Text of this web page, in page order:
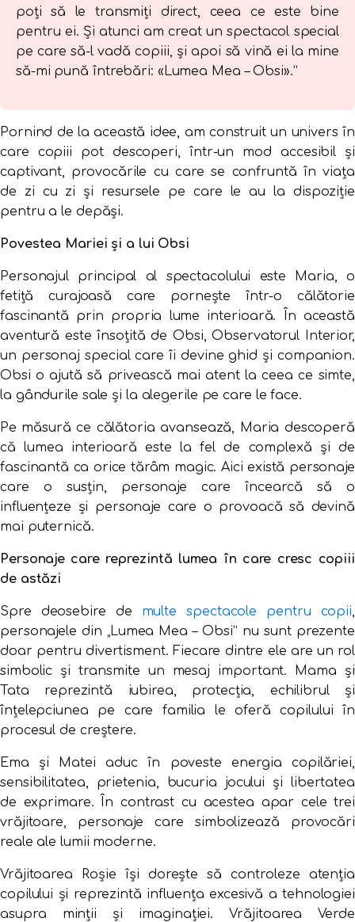
poți să le transmiți direct, ceea ce este bine
pentru ei. Și atunci am creat un spectacol special
pe care să-l vadă copiii, și apoi să vină ei la mine
să-mi pună întrebări: «Lumea Mea – Obsi».”
Pornind de la această idee, am construit un univers în
care copiii pot descoperi, într-un mod accesibil și
captivant, provocările cu care se confruntă în viața
de zi cu zi și resursele pe care le au la dispoziție
pentru a le depăși.
Povestea Mariei și a lui Obsi
Personajul principal al spectacolului este Maria, o
fetiță curajoasă care pornește într-o călătorie
fascinantă prin propria lume interioară. În această
aventură este însoțită de Obsi, Observatorul Interior,
un personaj special care îi devine ghid și companion.
Obsi o ajută să privească mai atent la ceea ce simte,
la gândurile sale și la alegerile pe care le face.
Pe măsură ce călătoria avansează, Maria descoperă
că lumea interioară este la fel de complexă și de
fascinantă ca orice tărâm magic. Aici există personaje
care o susțin, personaje care încearcă să o
influențeze și personaje care o provoacă să devină
mai puternică.
Personaje care reprezintă lumea în care cresc copiii
de astăzi
Spre deosebire de multe spectacole pentru copii,
personajele din „Lumea Mea – Obsi” nu sunt prezente
doar pentru divertisment. Fiecare dintre ele are un rol
simbolic și transmite un mesaj important. Mama și
Tata reprezintă iubirea, protecția, echilibrul și
înțelepciunea pe care familia le oferă copilului în
procesul de creștere.
Ema și Matei aduc în poveste energia copilăriei,
sensibilitatea, prietenia, bucuria jocului și libertatea
de exprimare. În contrast cu acestea apar cele trei
vrăjitoare, personaje care simbolizează provocări
reale ale lumii moderne.
Vrăjitoarea Roșie își dorește să controleze atenția
copilului și reprezintă influența excesivă a tehnologiei
asupra minții și imaginației. Vrăjitoarea Verde